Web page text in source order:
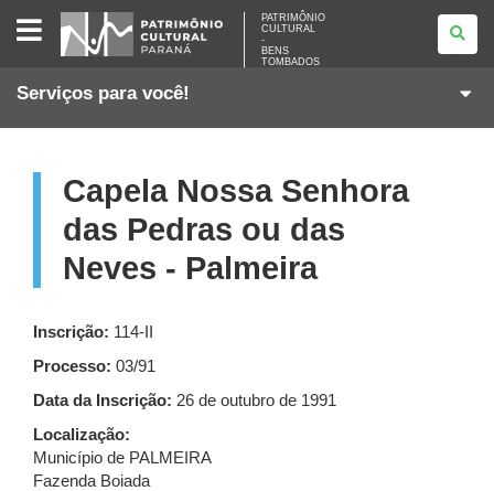
PATRIMÔNIO
CULTURAL
PATRIMÔNIO
CULTURAL
-
BENS
TOMBADOS
Serviços para você!
Capela Nossa Senhora
das Pedras ou das
Neves - Palmeira
Inscrição: 114-II
Processo: 03/91
Data da Inscrição: 26 de outubro de 1991
Localização:
Município de PALMEIRA
Fazenda Boiada